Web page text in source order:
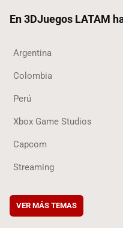
En 3DJuegos LATAM
Argentina
Colombia
Perú
Xbox Game Studios
Capcom
Streaming
VER MÁS TEMAS